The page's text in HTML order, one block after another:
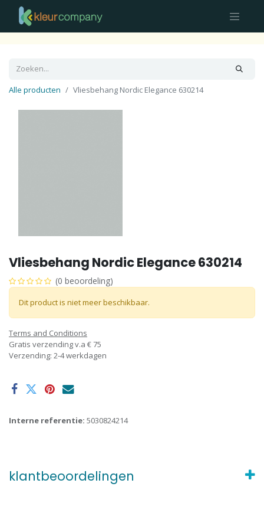
Alle producten Vliesbehang Nordic Elegance 630214
Vliesbehang Nordic Elegance 630214
(0 beoordeling)
Dit product is niet meer beschikbaar.
Terms and Conditions
Gratis verzending v.a € 75
Verzending: 2-4 werkdagen
Interne referentie: 5030824214
klantbeoordelingen